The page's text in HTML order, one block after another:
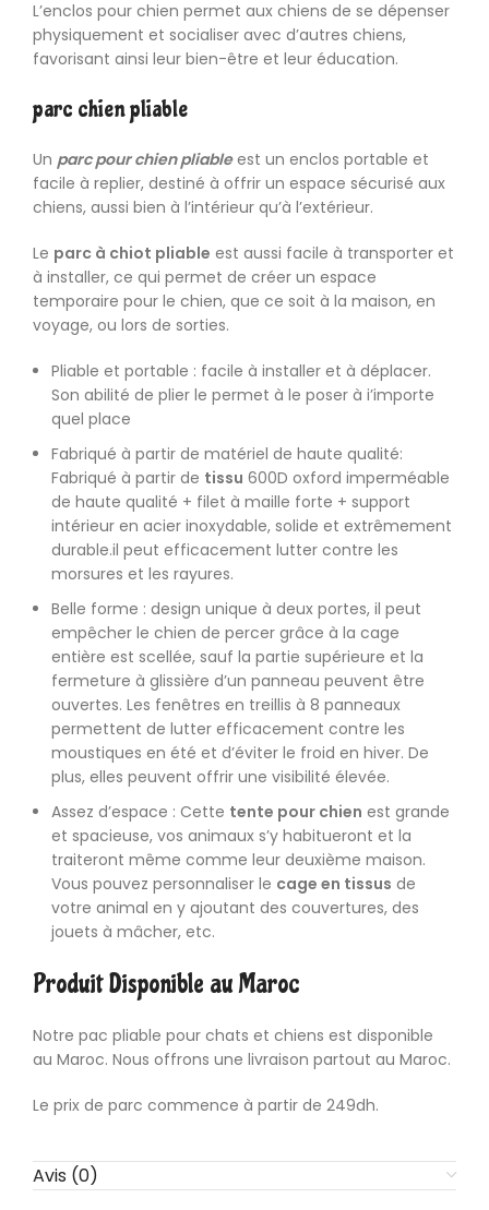
L’enclos pour chien permet aux chiens de se dépenser
physiquement et socialiser avec d’autres chiens,
favorisant ainsi leur bien-être et leur éducation.
parc chien pliable
Un parc pour chien pliableest un enclos portable et
facile à replier, destiné à offrir un espace sécurisé aux
chiens, aussi bien à l’intérieur qu’à l’extérieur.
Le parc à chiot pliable est aussi facile à transporter et
à installer, ce qui permet de créer un espace
temporaire pour le chien, que ce soit à la maison, en
voyage, ou lors de sorties.
Avantages Principaux de Parc à Chat, Chaton,
Pliable et portable : facile à installer et à déplacer.
Son abilité de plier le permet à le poser à i’importe
quel place
Fabriqué à partir de matériel de haute qualité:
Fabriqué à partir de tissu 600D oxford imperméable
de haute qualité + filet à maille forte + support
intérieur en acier inoxydable, solide et extrêmement
durable.il peut efficacement lutter contre les
morsures et les rayures.
Belle forme : design unique à deux portes, il peut
empêcher le chien de percer grâce à la cage
entière est scellée, sauf la partie supérieure et la
fermeture à glissière d’un panneau peuvent être
ouvertes. Les fenêtres en treillis à 8 panneaux
permettent de lutter efficacement contre les
moustiques en été et d’éviter le froid en hiver. De
plus, elles peuvent offrir une visibilité élevée.
Assez d’espace : Cette tente pour chien est grande
et spacieuse, vos animaux s’y habitueront et la
traiteront même comme leur deuxième maison.
Vous pouvez personnaliser le cage en tissus de
votre animal en y ajoutant des couvertures, des
jouets à mâcher, etc.
Produit Disponible au Maroc
Notre pac pliable pour chats et chiens est disponible
au Maroc. Nous offrons une livraison partout au Maroc.
Le prix de parc commence à partir de 249dh.
Avis (0)